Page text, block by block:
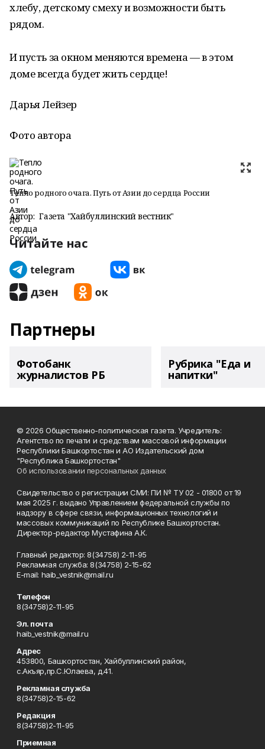
хлебу, детскому смеху и возможности быть
рядом.
И пусть за окном меняются времена — в этом
доме всегда будет жить сердце!
Дарья Лейзер
Фото автора
Тепло родного очага. Путь от Азии до сердца России
Автор: Газета "Хайбуллинский вестник"
Читайте нас
Партнеры
Фотобанк
журналистов РБ
Рубрика "Еда и
напитки"
© 2026 Общественно-политическая газета. Учредитель:
Агентство по печати и средствам массовой информации
Республики Башкортостан и АО Издательский дом
"Республика Башкортостан"
Об использовании персональных данных
Свидетельство о регистрации СМИ: ПИ № ТУ 02 - 01800 от 19
мая 2025 г. выдано Управлением федеральной службы по
надзору в сфере связи, информационных технологий и
массовых коммуникаций по Республике Башкортостан.
Директор-редактор Мустафина А.К.
Главный редактор: 8(34758) 2-11-95
Рекламная служба: 8(34758) 2-15-62
Е-mаil: haib_vestnik@mail.ru
Телефон
8(34758)2-11-95
Эл. почта
haib_vestnik@mail.ru
Адрес
453800, Башкортостан, Хайбуллинский район,
с.Акъяр,пр.С.Юлаева, д.41.
Рекламная служба
8(34758)2-15-62
Редакция
8(34758)2-11-95
Приемная